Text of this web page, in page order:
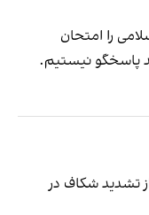
را امتحان
پاسخگو نیستیم.